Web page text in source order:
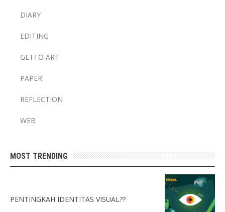
DIARY
EDITING
GETTO ART
PAPER
REFLECTION
WEB
MOST TRENDING
PENTINGKAH IDENTITAS VISUAL??